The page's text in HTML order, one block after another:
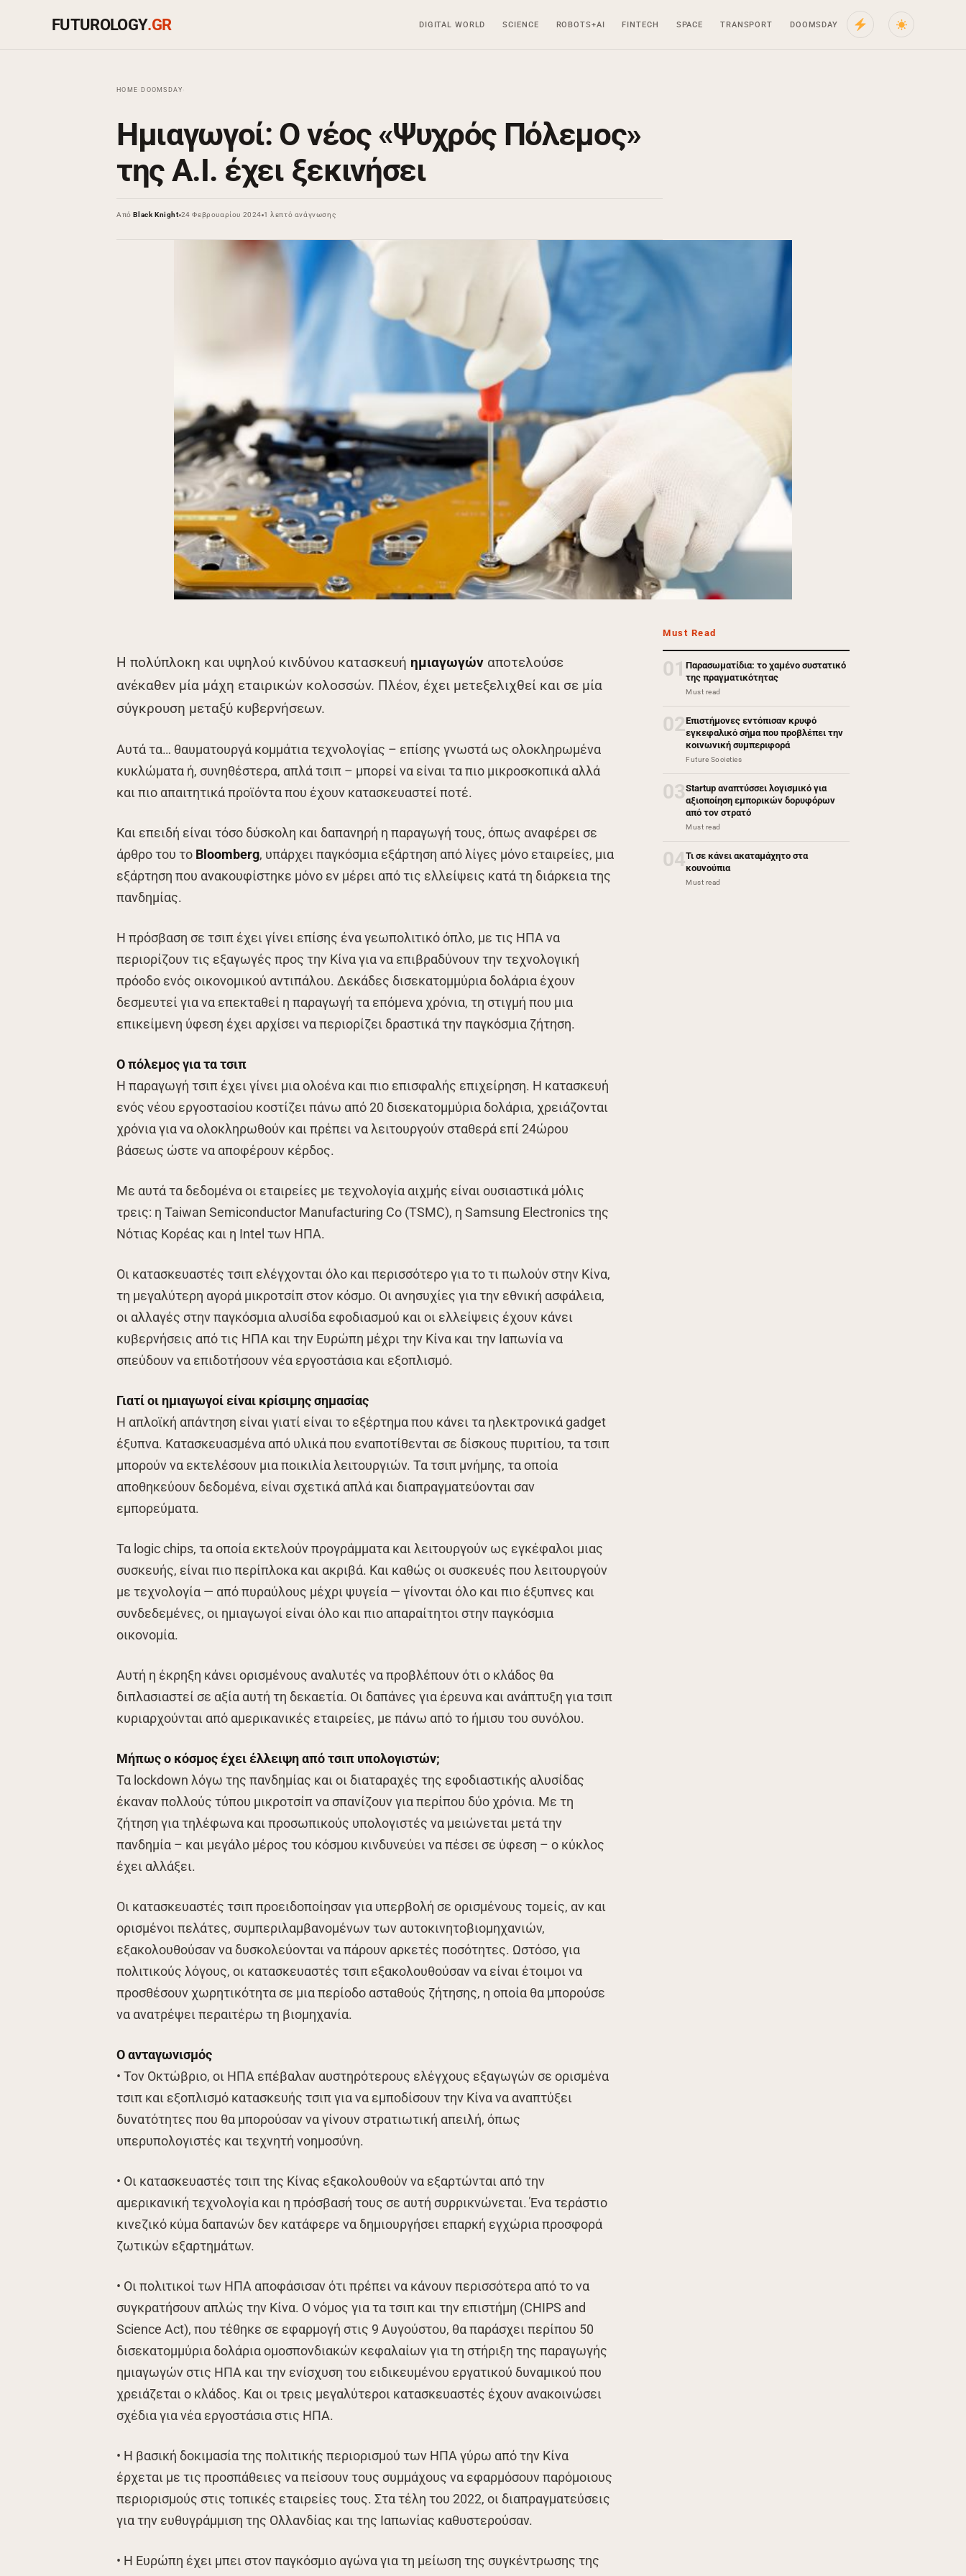
FUTUROLOGY.GR DIGITAL WORLD SCIENCE ROBOTS+AI FINTECH SPACE TRANSPORT DOOMSDAY
HOME DOOMSDAY
Ημιαγωγοί: Ο νέος «Ψυχρός Πόλεμος»
της Α.Ι. έχει ξεκινήσει
Από Black Knight 24 Φεβρουαρίου 2024 1 λεπτό ανάγνωσης
Η πολύπλοκη και υψηλού κινδύνου κατασκευή ημιαγωγών αποτελούσε
ανέκαθεν μία μάχη εταιρικών κολοσσών. Πλέον, έχει μετεξελιχθεί και σε μία
σύγκρουση μεταξύ κυβερνήσεων.
Αυτά τα… θαυματουργά κομμάτια τεχνολογίας – επίσης γνωστά ως ολοκληρωμένα
κυκλώματα ή, συνηθέστερα, απλά τσιπ – μπορεί να είναι τα πιο μικροσκοπικά αλλά
και πιο απαιτητικά προϊόντα που έχουν κατασκευαστεί ποτέ.
Και επειδή είναι τόσο δύσκολη και δαπανηρή η παραγωγή τους, όπως αναφέρει σε
άρθρο του το Bloomberg, υπάρχει παγκόσμια εξάρτηση από λίγες μόνο εταιρείες, μια
εξάρτηση που ανακουφίστηκε μόνο εν μέρει από τις ελλείψεις κατά τη διάρκεια της
πανδημίας.
Η πρόσβαση σε τσιπ έχει γίνει επίσης ένα γεωπολιτικό όπλο, με τις ΗΠΑ να
περιορίζουν τις εξαγωγές προς την Κίνα για να επιβραδύνουν την τεχνολογική
πρόοδο ενός οικονομικού αντιπάλου. Δεκάδες δισεκατομμύρια δολάρια έχουν
δεσμευτεί για να επεκταθεί η παραγωγή τα επόμενα χρόνια, τη στιγμή που μια
επικείμενη ύφεση έχει αρχίσει να περιορίζει δραστικά την παγκόσμια ζήτηση.
Ο πόλεμος για τα τσιπ
Η παραγωγή τσιπ έχει γίνει μια ολοένα και πιο επισφαλής επιχείρηση. Η κατασκευή
ενός νέου εργοστασίου κοστίζει πάνω από 20 δισεκατομμύρια δολάρια, χρειάζονται
χρόνια για να ολοκληρωθούν και πρέπει να λειτουργούν σταθερά επί 24ώρου
βάσεως ώστε να αποφέρουν κέρδος.
Με αυτά τα δεδομένα οι εταιρείες με τεχνολογία αιχμής είναι ουσιαστικά μόλις
τρεις: η Taiwan Semiconductor Manufacturing Co (TSMC), η Samsung Electronics της
Νότιας Κορέας και η Intel των ΗΠΑ.
Οι κατασκευαστές τσιπ ελέγχονται όλο και περισσότερο για το τι πωλούν στην Κίνα,
τη μεγαλύτερη αγορά μικροτσίπ στον κόσμο. Οι ανησυχίες για την εθνική ασφάλεια,
οι αλλαγές στην παγκόσμια αλυσίδα εφοδιασμού και οι ελλείψεις έχουν κάνει
κυβερνήσεις από τις ΗΠΑ και την Ευρώπη μέχρι την Κίνα και την Ιαπωνία να
σπεύδουν να επιδοτήσουν νέα εργοστάσια και εξοπλισμό.
Γιατί οι ημιαγωγοί είναι κρίσιμης σημασίας
Η απλοϊκή απάντηση είναι γιατί είναι το εξέρτημα που κάνει τα ηλεκτρονικά gadget
έξυπνα. Κατασκευασμένα από υλικά που εναποτίθενται σε δίσκους πυριτίου, τα τσιπ
μπορούν να εκτελέσουν μια ποικιλία λειτουργιών. Τα τσιπ μνήμης, τα οποία
αποθηκεύουν δεδομένα, είναι σχετικά απλά και διαπραγματεύονται σαν
εμπορεύματα.
Τα logic chips, τα οποία εκτελούν προγράμματα και λειτουργούν ως εγκέφαλοι μιας
συσκευής, είναι πιο περίπλοκα και ακριβά. Και καθώς οι συσκευές που λειτουργούν
με τεχνολογία — από πυραύλους μέχρι ψυγεία — γίνονται όλο και πιο έξυπνες και
συνδεδεμένες, οι ημιαγωγοί είναι όλο και πιο απαραίτητοι στην παγκόσμια
οικονομία.
Αυτή η έκρηξη κάνει ορισμένους αναλυτές να προβλέπουν ότι ο κλάδος θα
διπλασιαστεί σε αξία αυτή τη δεκαετία. Οι δαπάνες για έρευνα και ανάπτυξη για τσιπ
κυριαρχούνται από αμερικανικές εταιρείες, με πάνω από το ήμισυ του συνόλου.
Μήπως ο κόσμος έχει έλλειψη από τσιπ υπολογιστών;
Τα lockdown λόγω της πανδημίας και οι διαταραχές της εφοδιαστικής αλυσίδας
έκαναν πολλούς τύπου μικροτσίπ να σπανίζουν για περίπου δύο χρόνια. Με τη
ζήτηση για τηλέφωνα και προσωπικούς υπολογιστές να μειώνεται μετά την
πανδημία – και μεγάλο μέρος του κόσμου κινδυνεύει να πέσει σε ύφεση – ο κύκλος
έχει αλλάξει.
Οι κατασκευαστές τσιπ προειδοποίησαν για υπερβολή σε ορισμένους τομείς, αν και
ορισμένοι πελάτες, συμπεριλαμβανομένων των αυτοκινητοβιομηχανιών,
εξακολουθούσαν να δυσκολεύονται να πάρουν αρκετές ποσότητες. Ωστόσο, για
πολιτικούς λόγους, οι κατασκευαστές τσιπ εξακολουθούσαν να είναι έτοιμοι να
προσθέσουν χωρητικότητα σε μια περίοδο ασταθούς ζήτησης, η οποία θα μπορούσε
να ανατρέψει περαιτέρω τη βιομηχανία.
Ο ανταγωνισμός
• Τον Οκτώβριο, οι ΗΠΑ επέβαλαν αυστηρότερους ελέγχους εξαγωγών σε ορισμένα
τσιπ και εξοπλισμό κατασκευής τσιπ για να εμποδίσουν την Κίνα να αναπτύξει
δυνατότητες που θα μπορούσαν να γίνουν στρατιωτική απειλή, όπως
υπερυπολογιστές και τεχνητή νοημοσύνη.
• Οι κατασκευαστές τσιπ της Κίνας εξακολουθούν να εξαρτώνται από την
αμερικανική τεχνολογία και η πρόσβασή τους σε αυτή συρρικνώνεται. Ένα τεράστιο
κινεζικό κύμα δαπανών δεν κατάφερε να δημιουργήσει επαρκή εγχώρια προσφορά
ζωτικών εξαρτημάτων.
• Οι πολιτικοί των ΗΠΑ αποφάσισαν ότι πρέπει να κάνουν περισσότερα από το να
συγκρατήσουν απλώς την Κίνα. Ο νόμος για τα τσιπ και την επιστήμη (CHIPS and
Science Act), που τέθηκε σε εφαρμογή στις 9 Αυγούστου, θα παράσχει περίπου 50
δισεκατομμύρια δολάρια ομοσπονδιακών κεφαλαίων για τη στήριξη της παραγωγής
ημιαγωγών στις ΗΠΑ και την ενίσχυση του ειδικευμένου εργατικού δυναμικού που
χρειάζεται ο κλάδος. Και οι τρεις μεγαλύτεροι κατασκευαστές έχουν ανακοινώσει
σχέδια για νέα εργοστάσια στις ΗΠΑ.
• Η βασική δοκιμασία της πολιτικής περιορισμού των ΗΠΑ γύρω από την Κίνα
έρχεται με τις προσπάθειες να πείσουν τους συμμάχους να εφαρμόσουν παρόμοιους
περιορισμούς στις τοπικές εταιρείες τους. Στα τέλη του 2022, οι διαπραγματεύσεις
για την ευθυγράμμιση της Ολλανδίας και της Ιαπωνίας καθυστερούσαν.
• Η Ευρώπη έχει μπει στον παγκόσμιο αγώνα για τη μείωση της συγκέντρωσης της
Must Read
01 Παρασωματίδια: το χαμένο συστατικό
της πραγματικότητας
Must read
02Επιστήμονες εντόπισαν κρυφό
εγκεφαλικό σήμα που προβλέπει την
κοινωνική συμπεριφορά
Future Societies
03Startup αναπτύσσει λογισμικό για
αξιοποίηση εμπορικών δορυφόρων
από τον στρατό
Must read
04Τι σε κάνει ακαταμάχητο στα
κουνούπια
Must read